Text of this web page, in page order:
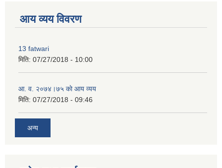
आय व्यय विवरण
13 fatwari
मिति: 07/27/2018 - 10:00
आ‍. व. २०७४।७५ काे आय व्यय
मिति: 07/27/2018 - 09:46
अन्य